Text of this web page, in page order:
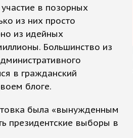
в позорных
из них просто
из идейных
Большинство из
в гражданский
блоге.
была «вынужденным
президентские выборы в